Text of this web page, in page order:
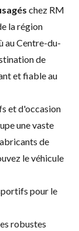
chez RM
la région
au Centre-du-
de
et fiable au
et d'occasion
une vaste
de
le véhicule
pour le
robustes